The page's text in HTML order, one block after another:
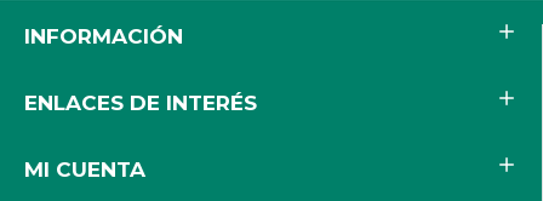
INFORMACIÓN
ENLACES DE INTERÉS
MI CUENTA